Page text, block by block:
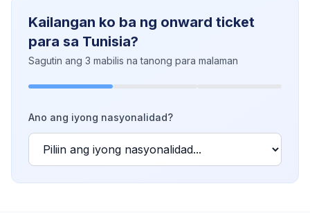
Kailangan ko ba ng onward ticket
para sa Tunisia?
Sagutin ang 3 mabilis na tanong para malaman
Ano ang iyong nasyonalidad?